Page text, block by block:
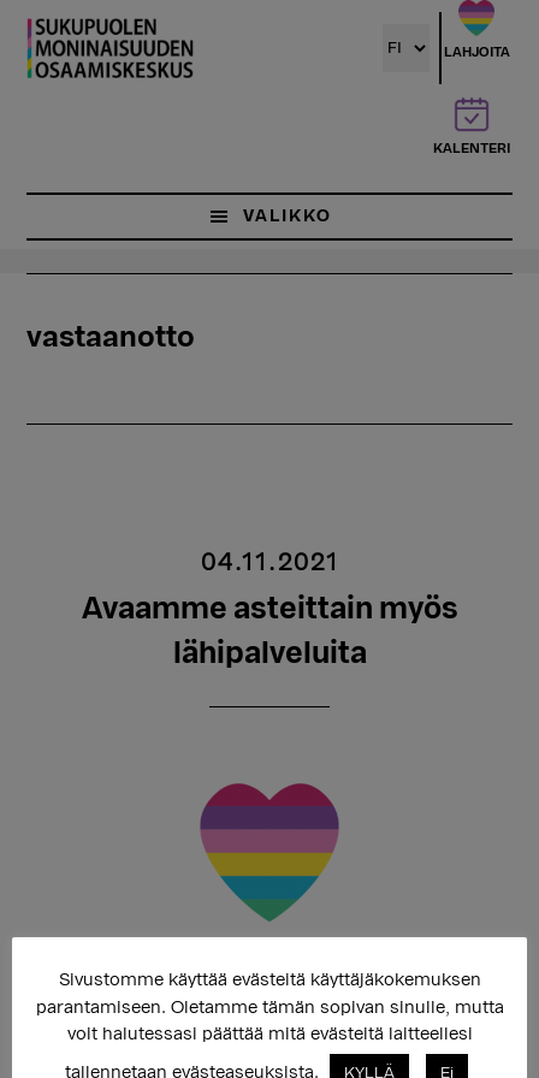
Hyppää
pääsisältöön
LAHJOITA
KALENTERI
VALIKKO
vastaanotto
04.11.2021
Avaamme asteittain myös
lähipalveluita
Sukupuolen moninaisuuden osaamiskeskus avaa
asiakasvastaanottonsa asteittain myös lähitapaamisille.
Useimmat ryhmät jatkavat kuitenkin etämuotoisena
Sivustomme käyttää evästeitä käyttäjäkokemuksen
parantamiseen. Oletamme tämän sopivan sinulle, mutta
voit halutessasi päättää mitä evästeitä laitteellesi
tallennetaan evästeaseuksista. KYLLÄ Ei